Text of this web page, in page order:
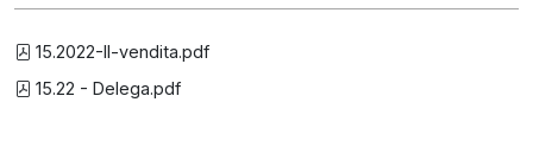
15.2022-II-vendita.pdf
15.22 - Delega.pdf